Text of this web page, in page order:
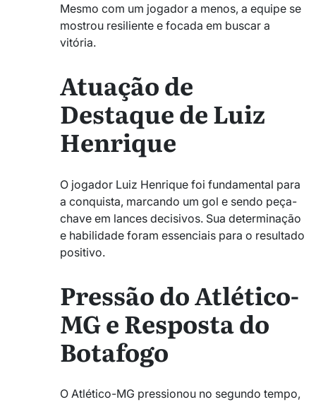
Mesmo com um jogador a menos, a equipe se
mostrou resiliente e focada em buscar a
vitória.
Atuação de
Destaque de Luiz
Henrique
O jogador Luiz Henrique foi fundamental para
a conquista, marcando um gol e sendo peça-
chave em lances decisivos. Sua determinação
e habilidade foram essenciais para o resultado
positivo.
Pressão do Atlético-
MG e Resposta do
Botafogo
O Atlético-MG pressionou no segundo tempo,